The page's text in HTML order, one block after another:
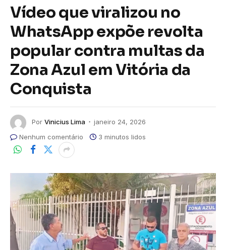
Vídeo que viralizou no
WhatsApp expõe revolta
popular contra multas da
Zona Azul em Vitória da
Conquista
Por Vinicius Lima
janeiro 24, 2026
Nenhum comentário
3 minutos lidos